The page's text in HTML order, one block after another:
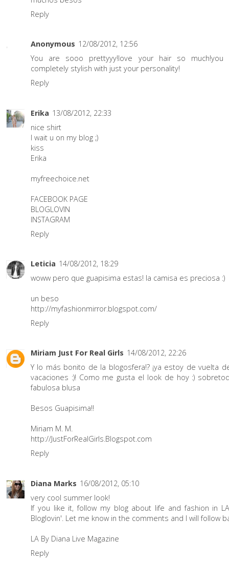
Reply
Anonymous 12/08/2012, 12:56
You are sooo prettyyy!love your hair so much!you
completely stylish with just your personality!
Reply
Erika 13/08/2012, 22:33
nice shirt
I wait u on my blog ;)
kiss
Erika
myfreechoice.net
FACEBOOK PAGE
BLOGLOVIN
INSTAGRAM
Reply
Leticia 14/08/2012, 18:29
woww pero que guapisima estas! la camisa es preciosa :)
un beso
http://myfashionmirror.blogspot.com/
Reply
Miriam Just For Real Girls 14/08/2012, 22:26
Y lo más bonito de la blogosfera!? ¡ya estoy de vuelta
vacaciones :)! Como me gusta el look de hoy :)
fabulosa blusa
Besos Guapisima!!
Miriam M. M.
http://JustForRealGirls.Blogspot.com
Reply
Diana Marks 16/08/2012, 05:10
very cool summer look!
If you like it, follow my blog about life and fashion in
Bloglovin'. Let me know in the comments and I will follow
LA By Diana Live Magazine
Reply